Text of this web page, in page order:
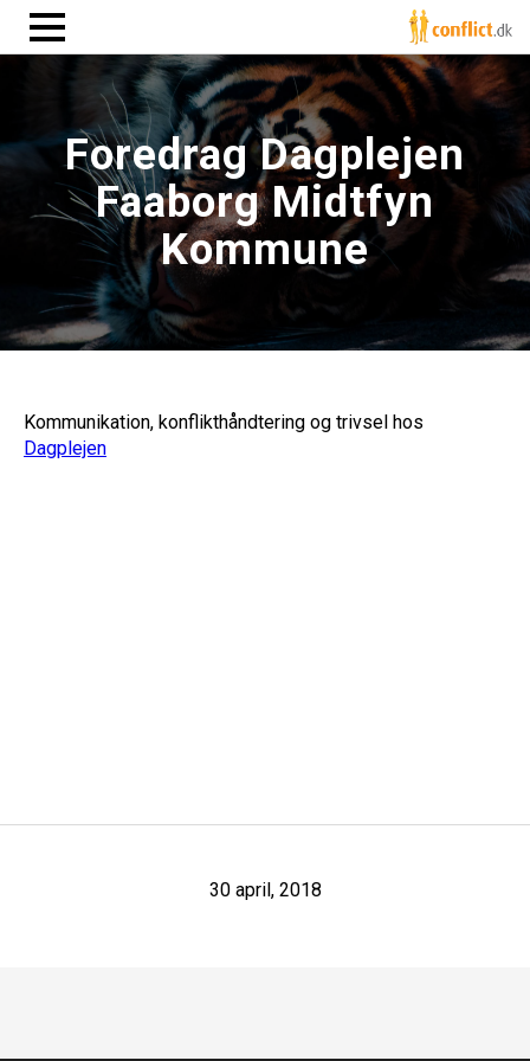
Foredrag Dagplejen
Faaborg Midtfyn
Kommune
Kommunikation, konflikthåndtering og trivsel hos
Dagplejen
30 april, 2018